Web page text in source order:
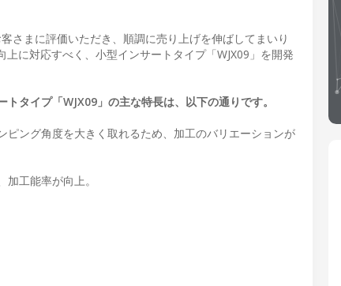
さまに評価いただき、順調に売り上げを伸ばしてまいり
に対応すべく、小型インサートタイプ「WJX09」を開発
タイプ「WJX09」の主な特長は、以下の通りです。
ング角度を大きく取れるため、加工のバリエーションが
工能率が向上。